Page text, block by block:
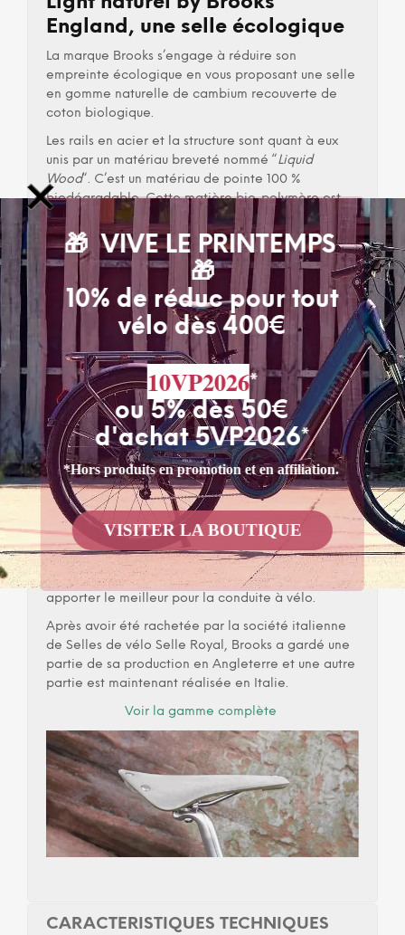
England, une selle écologique
La marque Brooks s’engage à réduire son
empreinte écologique en vous proposant une selle
en gomme naturelle de cambium recouverte de
coton biologique.
Les rails en acier et la structure sont quant à eux
unis par un matériau breveté nommé “ Liquid
Wood“. C’est un matériau de pointe 100 %
biodégradable. Cette matière bio-polymère est
réalisé à partir de matériaux recyclés 100 %
biodégradable.
En plus de rouler propre et écolo vous optez pour
un produit plus léger qu’un alliage métallique
classique.
Selle C17 Cambium Organic Light naturel by
Brooks England : caractéristiques
Poids : 392g
Dimensions : 283 x 162 x 52mm
Rails en acier inoxydable.
Voir les autres modèles réalisés en Cambium
Selle de vélo éco-responsable, vegan et fabriquée
en Italie
Brooks England est un fabricant d’accessoire
pensé pour les cyclistes. La marque propose un
large choix de selles fabriquées à la main, de sac
de vélos, des casques, et accessoires afin de vous
apporter le meilleur pour la conduite à vélo.
Après avoir été rachetée par la société italienne
de Selles de vélo Selle Royal, Brooks a gardé une
partie de sa production en Angleterre et une autre
partie est maintenant réalisée en Italie.
Voir la gamme complète
CARACTERISTIQUES TECHNIQUES
🎁 VIVE LE PRINTEMPS
🎁
10% de réduc pour tout
vélo dès 400€
10VP2026*
ou 5% dès 50€
d'achat 5VP2026*
*Hors produits en promotion et en affiliation.
VISITER LA BOUTIQUE